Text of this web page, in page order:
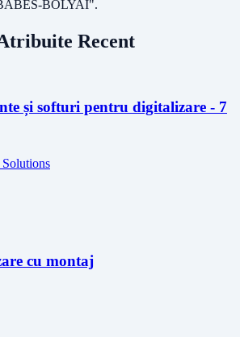
BOLYAI".
Recent
și softuri pentru digitalizare - 7
Solutions
cu montaj